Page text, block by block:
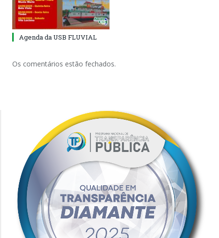
Agenda da USB FLUVIAL
Os comentários estão fechados.